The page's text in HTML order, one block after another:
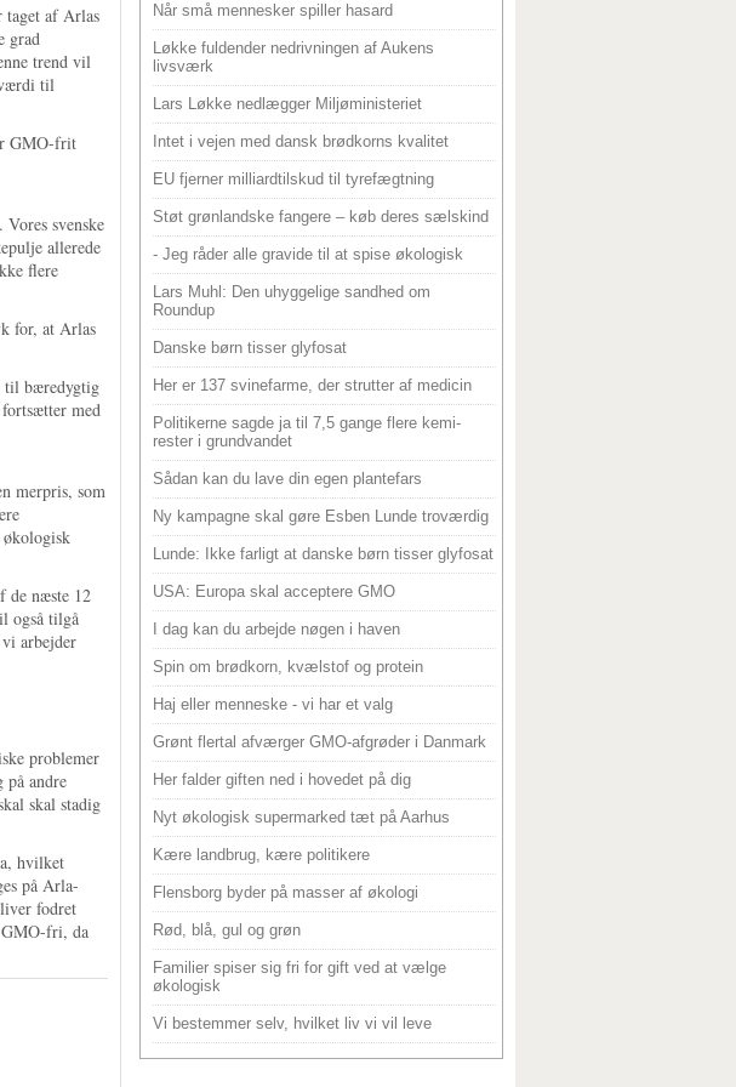
taget af Arlas
grad
trend vil
til
GMO-frit
svenske
allerede
flere
for, at Arlas
til bæredygtig
med
merpris, som
de næste 12
også tilgå
arbejder
problemer
på andre
skal stadig
hvilket
på Arla-
fodret
GMO-fri, da
Når små mennesker spiller hasard
Løkke fuldender nedrivningen af Aukens
livsværk
Lars Løkke nedlægger Miljøministeriet
Intet i vejen med dansk brødkorns kvalitet
EU fjerner milliardtilskud til tyrefægtning
Støt grønlandske fangere – køb deres sælskind
- Jeg råder alle gravide til at spise økologisk
Lars Muhl: Den uhyggelige sandhed om
Roundup
Danske børn tisser glyfosat
Her er 137 svinefarme, der strutter af medicin
Politikerne sagde ja til 7,5 gange flere kemi-
rester i grundvandet
Sådan kan du lave din egen plantefars
Ny kampagne skal gøre Esben Lunde troværdig
Lunde: Ikke farligt at danske børn tisser glyfosat
USA: Europa skal acceptere GMO
I dag kan du arbejde nøgen i haven
Spin om brødkorn, kvælstof og protein
Haj eller menneske - vi har et valg
Grønt flertal afværger GMO-afgrøder i Danmark
Her falder giften ned i hovedet på dig
Nyt økologisk supermarked tæt på Aarhus
Kære landbrug, kære politikere
Flensborg byder på masser af økologi
Rød, blå, gul og grøn
Familier spiser sig fri for gift ved at vælge
økologisk
Vi bestemmer selv, hvilket liv vi vil leve